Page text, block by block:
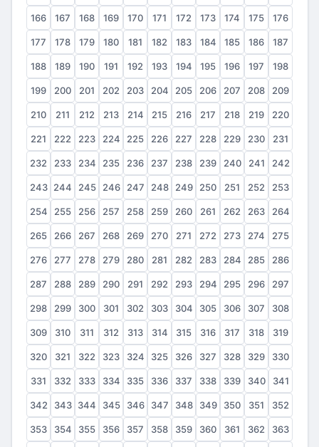
166 167 168 169 170 171 172 173 174 175 176
177 178 179 180 181 182 183 184 185 186 187
188 189 190 191 192 193 194 195 196 197 198
199 200 201 202 203 204 205 206 207 208 209
210 211 212 213 214 215 216 217 218 219 220
221 222 223 224 225 226 227 228 229 230 231
232 233 234 235 236 237 238 239 240 241 242
243 244 245 246 247 248 249 250 251 252 253
254 255 256 257 258 259 260 261 262 263 264
265 266 267 268 269 270 271 272 273 274 275
276 277 278 279 280 281 282 283 284 285 286
287 288 289 290 291 292 293 294 295 296 297
298 299 300 301 302 303 304 305 306 307 308
309 310 311 312 313 314 315 316 317 318 319
320 321 322 323 324 325 326 327 328 329 330
331 332 333 334 335 336 337 338 339 340 341
342 343 344 345 346 347 348 349 350 351 352
353 354 355 356 357 358 359 360 361 362 363